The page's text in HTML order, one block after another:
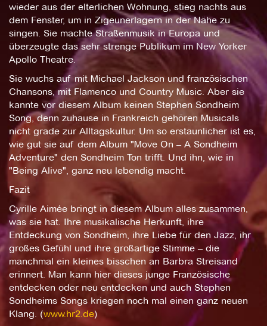
wieder aus der elterlichen Wohnung, stieg nachts aus
dem Fenster, um in Zigeunerlagern in der Nähe zu
singen. Sie machte Straßenmusik in Europa und
überzeugte das sehr strenge Publikum im New Yorker
Apollo Theatre.
Sie wuchs auf mit Michael Jackson und französischen
Chansons, mit Flamenco und Country Music. Aber sie
kannte vor diesem Album keinen Stephen Sondheim
Song, denn zuhause in Frankreich gehören Musicals
nicht grade zur Alltagskultur. Um so erstaunlicher ist es,
wie gut sie auf dem Album "Move On – A Sondheim
Adventure" den Sondheim Ton trifft. Und ihn, wie in
"Being Alive", ganz neu lebendig macht.
Fazit
Cyrille Aimée bringt in diesem Album alles zusammen,
was sie hat. Ihre musikalische Herkunft, ihre
Entdeckung von Sondheim, ihre Liebe für den Jazz, ihr
großes Gefühl und ihre großartige Stimme – die
manchmal ein kleines bisschen an Barbra Streisand
erinnert. Man kann hier dieses junge Französische
entdecken oder neu entdecken und auch Stephen
Sondheims Songs kriegen noch mal einen ganz neuen
Klang. (www.hr2.de)